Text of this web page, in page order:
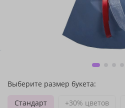
Выберите размер букета:
Стандарт
+30% цветов